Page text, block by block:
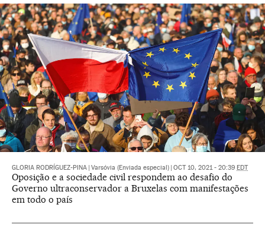
GLORIA RODRÍGUEZ-PINA Varsóvia (Enviada especial) OCT 10, 2021 - 20:39 EDT
Oposição e a sociedade civil respondem ao desafio do
Governo ultraconservador a Bruxelas com manifestações
em todo o país